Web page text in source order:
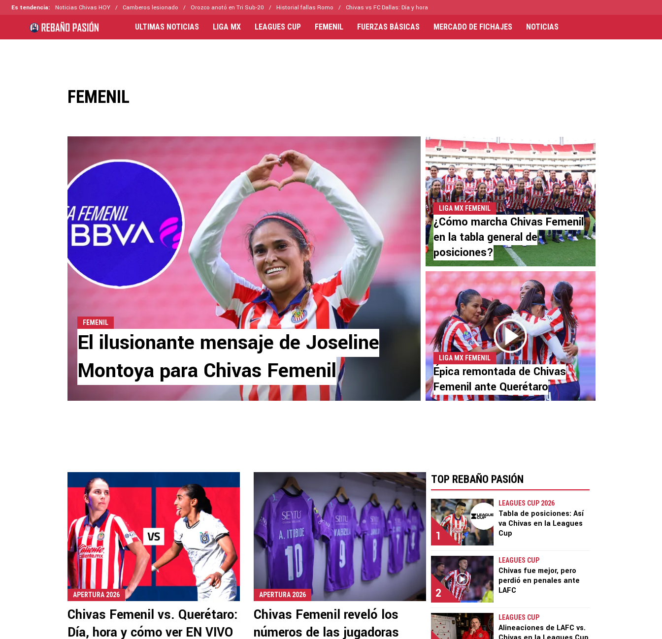
Es tendencia: Noticias Chivas HOY Camberos lesionado Orozco anotó en Tri Sub-20 Historial fallas Romo Chivas vs FC Dallas: Día y hora
ULTIMAS NOTICIAS LIGA MX LEAGUES CUP FEMENIL FUERZAS BÁSICAS MERCADO DE FICHAJES NOTICIAS
FEMENIL
FEMENIL
El ilusionante mensaje de Joseline
Montoya para Chivas Femenil
LIGA MX FEMENIL
¿Cómo marcha Chivas Femenil
en la tabla general de
posiciones?
LIGA MX FEMENIL
Épica remontada de Chivas
Femenil ante Querétaro
APERTURA 2026
Chivas Femenil vs. Querétaro:
Día, hora y cómo ver EN VIVO
APERTURA 2026
Chivas Femenil reveló los
números de las jugadoras
TOP REBAÑO PASIÓN
1
LEAGUES CUP 2026
Tabla de posiciones: Así
va Chivas en la Leagues
Cup
2
LEAGUES CUP
Chivas fue mejor, pero
perdió en penales ante
LAFC
LEAGUES CUP
Alineaciones de LAFC vs.